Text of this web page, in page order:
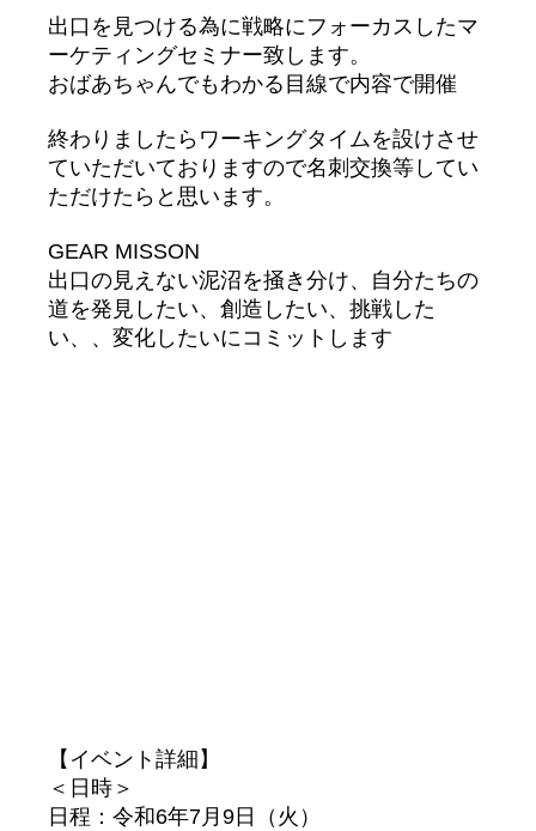
出口を見つける為に戦略にフォーカスしたマ
ーケティングセミナー致します。
おばあちゃんでもわかる目線で内容で開催
終わりましたらワーキングタイムを設けさせ
ていただいておりますので名刺交換等してい
ただけたらと思います。
GEAR MISSON
出口の見えない泥沼を掻き分け、自分たちの
道を発見したい、創造したい、挑戦した
い、、変化したいにコミットします
【イベント詳細】
＜日時＞
日程：令和6年7月9日（火）